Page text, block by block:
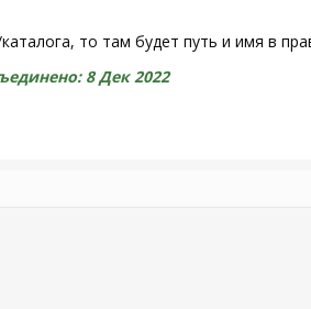
то там будет путь и имя в
8 Дек 2022